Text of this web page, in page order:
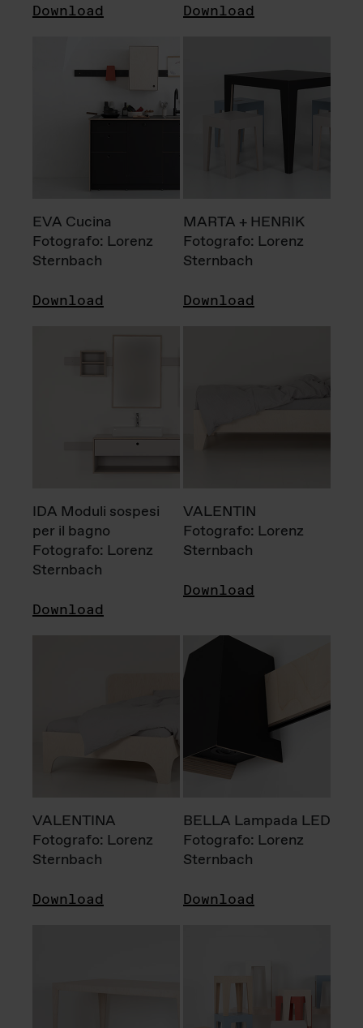
Download Download
EVA Cucina
Fotografo: Lorenz
Sternbach
Download
MARTA + HENRIK
Fotografo: Lorenz
Sternbach
Download
IDA Moduli sospesi
per il bagno
Fotografo: Lorenz
Sternbach
Download
VALENTIN
Fotografo: Lorenz
Sternbach
Download
VALENTINA
Fotografo: Lorenz
Sternbach
Download
BELLA Lampada LED
Fotografo: Lorenz
Sternbach
Download